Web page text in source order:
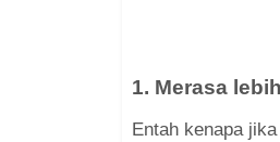
1. Merasa
Entah kenapa